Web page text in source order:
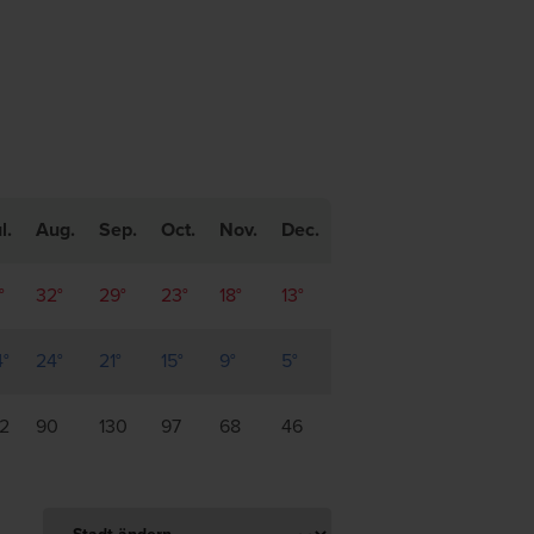
Aug. Sep. Oct. Nov. Dec.
32° 29° 23° 18° 13°
24° 21° 15° 9° 5°
90 130 97 68 46